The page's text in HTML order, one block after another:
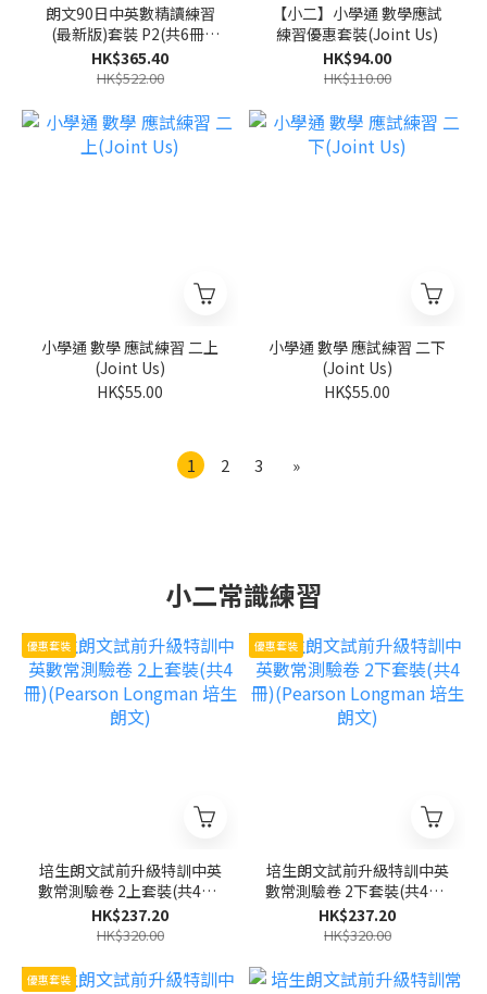
朗文90日中英數精讀練習
(最新版)套裝 P2(共6冊)
(Pearson Longman 培生
朗文)
HK$365.40
HK$522.00
【小二】小學通 數學應試
練習優惠套裝(Joint Us)
HK$94.00
HK$110.00
小學通 數學 應試練習 二上
(Joint Us)
HK$55.00
小學通 數學 應試練習 二下
(Joint Us)
HK$55.00
1 2 3 »
小二常識練習
優惠套裝
培生朗文試前升級特訓中英
數常測驗卷 2上套裝(共4冊)
(Pearson Longman 培生
朗文)
HK$237.20
HK$320.00
優惠套裝
培生朗文試前升級特訓中英
數常測驗卷 2下套裝(共4冊)
(Pearson Longman 培生
朗文)
HK$237.20
HK$320.00
優惠套裝